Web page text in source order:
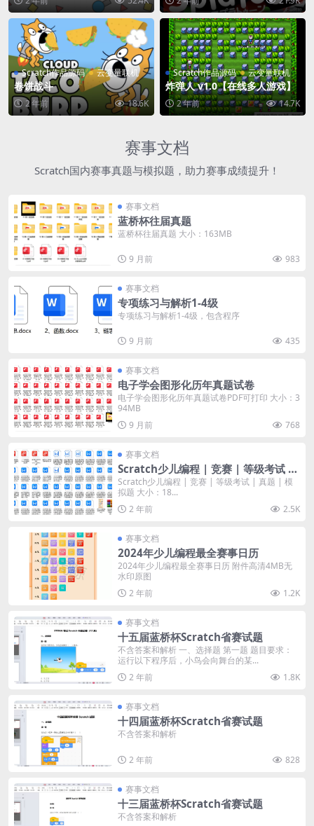
Scratch作品源码 云变量联机
卷饼战斗
2 年前 18.6K
Scratch作品源码 云变量联机
炸弹人 v1.0【在线多人游戏】
2 年前 14.7K
赛事文档
Scratch国内赛事真题与模拟题，助力赛事成绩提升！
赛事文档
蓝桥杯往届真题
蓝桥杯往届真题 大小：163MB
9 月前 983
赛事文档
专项练习与解析1-4级
专项练习与解析1-4级，包含程序
9 月前 435
赛事文档
电子学会图形化历年真题试卷
电子学会图形化历年真题试卷PDF可打印 大小：3
94MB
9 月前
768
赛事文档
Scratch少儿编程 | 竞赛 | 等级考试 |
真题 | 模拟题
Scratch少儿编程 | 竞赛 | 等级考试 | 真题 | 模
拟题 大小：18...
2 年前
2.5K
赛事文档
2024年少儿编程最全赛事日历
2024年少儿编程最全赛事日历 附件高清4MB无
水印原图
2 年前
1.2K
赛事文档
十五届蓝桥杯Scratch省赛试题
不含答案和解析 一、选择题 第一题 题目要求：
运行以下程序后，小鸟会向舞台的某...
2 年前
1.8K
赛事文档
十四届蓝桥杯Scratch省赛试题
不含答案和解析
2 年前 828
赛事文档
十三届蓝桥杯Scratch省赛试题
不含答案和解析